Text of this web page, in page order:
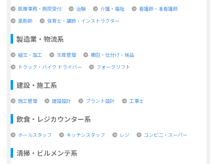
医療事務・病院受付 治験 介護・福祉
看護師・准看護師
薬剤師
保育士・講師・インストラクター
製造業・物流系
組立・加工 生産管理
梱包・仕分け・検品
トラック・バイク ドライバー
フォークリフト
建設・施工系
施工管理 建設設計 プラント設計 工事士
飲食・レジカウンター系
ホールスタッフ キッチンスタッフ レジ コンビ二・スーパー
清掃・ビルメンテ系